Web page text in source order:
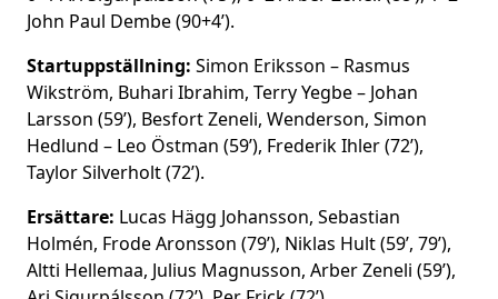
John Paul Dembe (90+4’).
Startuppställning: Simon Eriksson – Rasmus
Wikström, Buhari Ibrahim, Terry Yegbe – Johan
Larsson (59’), Besfort Zeneli, Wenderson, Simon
Hedlund – Leo Östman (59’), Frederik Ihler (72’),
Taylor Silverholt (72’).
Ersättare: Lucas Hägg Johansson, Sebastian
Holmén, Frode Aronsson (79’), Niklas Hult (59’, 79’),
Altti Hellemaa, Julius Magnusson, Arber Zeneli (59’),